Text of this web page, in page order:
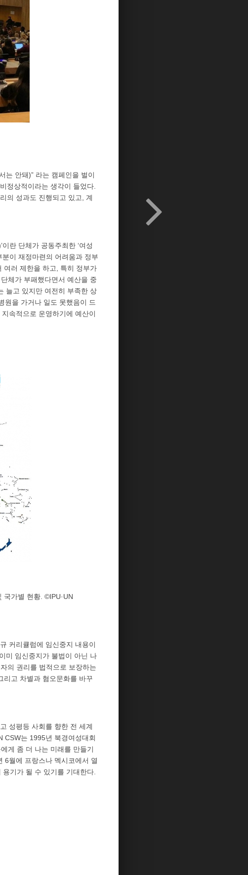
는 안돼)” 라는 캠페인을 벌이
정상적이라는 생각이 들었다.
의 성과도 진행되고 있고, 계
란 단체가 공동주최한 ‘여성
이 재정마련의 어려움과 정부
여러 제한을 하고, 특히 정부가
체가 부패했다면서 예산을 중
늘고 있지만 여전히 부족한 상
원을 가거나 일도 못했음이 드
속적으로 운영하기에 예산이
국가별 현황. ©IPU·UN
커리큘럼에 임신중지 내용이
미 임신중지가 불법이 아닌 나
의 권리를 법적으로 보장하는
리고 차별과 혐오문화를 바꾸
성평등 사회를 향한 전 세계
CSW는 1995년 북경여성대회
게 좀 더 나는 미래를 만들기
6월에 프랑스나 멕시코에서 열
기가 될 수 있기를 기대한다.